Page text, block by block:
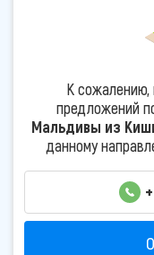
К сожалению,
предложений
Мальдивы из
данному